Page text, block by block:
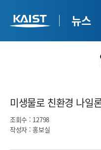
뉴스
미생물로 친환경 나일
조회수 : 12798
작성자 : 홍보실